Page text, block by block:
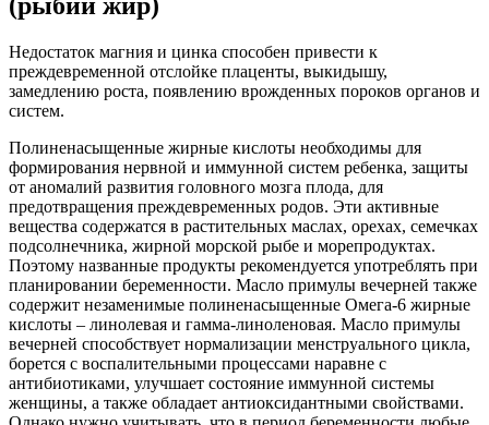
Недостаток магния и цинка способен привести к
преждевременной отслойке плаценты, выкидышу,
замедлению роста, появлению врожденных пороков органов и
систем.
Полиненасыщенные жирные кислоты необходимы для
формирования нервной и иммунной систем ребенка, защиты
от аномалий развития головного мозга плода, для
предотвращения преждевременных родов. Эти активные
вещества содержатся в растительных маслах, орехах, семечках
подсолнечника, жирной морской рыбе и морепродуктах.
Поэтому названные продукты рекомендуется употреблять при
планировании беременности. Масло примулы вечерней также
содержит незаменимые полиненасыщенные Омега-6 жирные
кислоты – линолевая и гамма-линоленовая. Масло примулы
вечерней способствует нормализации менструального цикла,
борется с воспалительными процессами наравне с
антибиотиками, улучшает состояние иммунной системы
женщины, а также обладает антиоксидантными свойствами.